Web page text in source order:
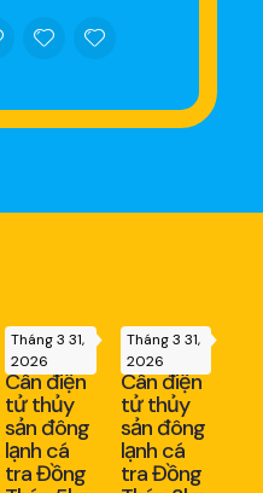
Tháng 3 31,
2026
Cân điện
tử thủy
sản đông
lạnh cá
tra Đồng
Tháng 3 31,
2026
Cân điện
tử thủy
sản đông
lạnh cá
tra Đồng